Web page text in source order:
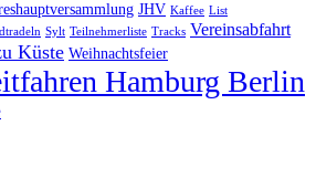
JHV Kaffee List
Sylt Teilnehmerliste Tracks Vereinsabfahrt
Küste Weihnachtsfeier
Hamburg Berlin